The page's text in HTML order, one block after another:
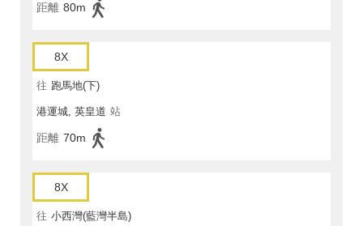
距離 80m
8X
往 跑馬地(下)
港運城, 英皇道 站
距離 70m
8X
往 小西灣(藍灣半島)